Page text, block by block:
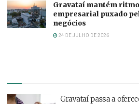
Gravataí mantém
empresarial puxado
negócios
24 DE JULHO DE 2026
Gravataí passa a